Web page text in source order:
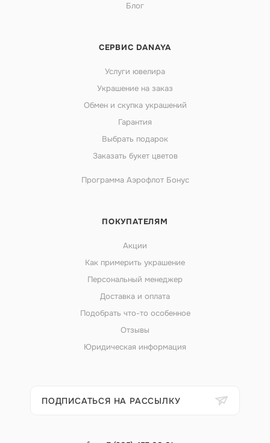
Блог
СЕРВИС DANAYA
Услуги ювелира
Украшение на заказ
Обмен и скупка украшений
Гарантия
Выбрать подарок
Заказать букет цветов
Программа Аэрофлот Бонус
ПОКУПАТЕЛЯМ
Акции
Как примерить украшение
Персональный менеджер
Доставка и оплата
Подобрать что-то особенное
Отзывы
Юридическая информация
ПОДПИСАТЬСЯ НА РАССЫЛКУ